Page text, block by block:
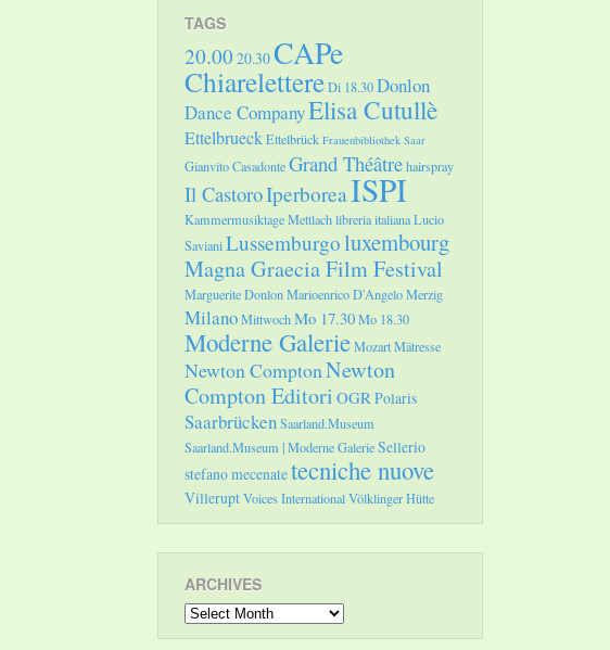
TAGS
20.00 20.30CAPe
ChiarelettereDi 18.30Donlon
Dance CompanyElisa Cutullè
EttelbrueckEttelbrück Frauenbibliothek Saar
Gianvito CasadonteGrand Théâtrehairspray
Il CastoroIperboreaISPI
Kammermusiktage Mettlachlibreria italianaLucio
SavianiLussemburgoluxembourg
Magna Graecia Film Festival
Marguerite DonlonMarioenrico D'AngeloMerzig
MilanoMittwochMo 17.30Mo 18.30
Moderne GalerieMozartMätresse
Newton ComptonNewton
Compton Editori OGRPolaris
SaarbrückenSaarland.Museum
Saarland.Museum | Moderne GalerieSellerio
stefano mecenatetecniche nuove
VilleruptVoices InternationalVölklinger Hütte
ARCHIVES
Archives